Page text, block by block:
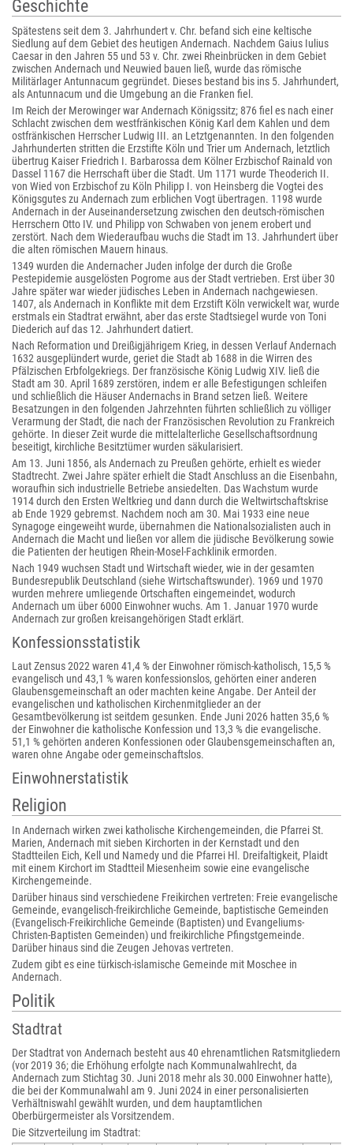
Geschichte
Spätestens seit dem 3. Jahrhundert v. Chr. befand sich eine keltische
Siedlung auf dem Gebiet des heutigen Andernach. Nachdem Gaius Iulius
Caesar in den Jahren 55 und 53 v. Chr. zwei Rheinbrücken in dem Gebiet
zwischen Andernach und Neuwied bauen ließ, wurde das römische
Militärlager Antunnacum gegründet. Dieses bestand bis ins 5. Jahrhundert,
als Antunnacum und die Umgebung an die Franken fiel.
Im Reich der Merowinger war Andernach Königssitz; 876 fiel es nach einer
Schlacht zwischen dem westfränkischen König Karl dem Kahlen und dem
ostfränkischen Herrscher Ludwig III. an Letztgenannten. In den folgenden
Jahrhunderten stritten die Erzstifte Köln und Trier um Andernach, letztlich
übertrug Kaiser Friedrich I. Barbarossa dem Kölner Erzbischof Rainald von
Dassel 1167 die Herrschaft über die Stadt. Um 1171 wurde Theoderich II.
von Wied von Erzbischof zu Köln Philipp I. von Heinsberg die Vogtei des
Königsgutes zu Andernach zum erblichen Vogt übertragen. 1198 wurde
Andernach in der Auseinandersetzung zwischen den deutsch-römischen
Herrschern Otto IV. und Philipp von Schwaben von jenem erobert und
zerstört. Nach dem Wiederaufbau wuchs die Stadt im 13. Jahrhundert über
die alten römischen Mauern hinaus.
1349 wurden die Andernacher Juden infolge der durch die Große
Pestepidemie ausgelösten Pogrome aus der Stadt vertrieben. Erst über 30
Jahre später war wieder jüdisches Leben in Andernach nachgewiesen.
1407, als Andernach in Konflikte mit dem Erzstift Köln verwickelt war, wurde
erstmals ein Stadtrat erwähnt, aber das erste Stadtsiegel wurde von Toni
Diederich auf das 12. Jahrhundert datiert.
Nach Reformation und Dreißigjährigem Krieg, in dessen Verlauf Andernach
1632 ausgeplündert wurde, geriet die Stadt ab 1688 in die Wirren des
Pfälzischen Erbfolgekriegs. Der französische König Ludwig XIV. ließ die
Stadt am 30. April 1689 zerstören, indem er alle Befestigungen schleifen
und schließlich die Häuser Andernachs in Brand setzen ließ. Weitere
Besatzungen in den folgenden Jahrzehnten führten schließlich zu völliger
Verarmung der Stadt, die nach der Französischen Revolution zu Frankreich
gehörte. In dieser Zeit wurde die mittelalterliche Gesellschaftsordnung
beseitigt, kirchliche Besitztümer wurden säkularisiert.
Am 13. Juni 1856, als Andernach zu Preußen gehörte, erhielt es wieder
Stadtrecht. Zwei Jahre später erhielt die Stadt Anschluss an die Eisenbahn,
woraufhin sich industrielle Betriebe ansiedelten. Das Wachstum wurde
1914 durch den Ersten Weltkrieg und dann durch die Weltwirtschaftskrise
ab Ende 1929 gebremst. Nachdem noch am 30. Mai 1933 eine neue
Synagoge eingeweiht wurde, übernahmen die Nationalsozialisten auch in
Andernach die Macht und ließen vor allem die jüdische Bevölkerung sowie
die Patienten der heutigen Rhein-Mosel-Fachklinik ermorden.
Nach 1949 wuchsen Stadt und Wirtschaft wieder, wie in der gesamten
Bundesrepublik Deutschland (siehe Wirtschaftswunder). 1969 und 1970
wurden mehrere umliegende Ortschaften eingemeindet, wodurch
Andernach um über 6000 Einwohner wuchs. Am 1. Januar 1970 wurde
Andernach zur großen kreisangehörigen Stadt erklärt.
Konfessionsstatistik
Laut Zensus 2022 waren 41,4 % der Einwohner römisch-katholisch, 15,5 %
evangelisch und 43,1 % waren konfessionslos, gehörten einer anderen
Glaubensgemeinschaft an oder machten keine Angabe. Der Anteil der
evangelischen und katholischen Kirchenmitglieder an der
Gesamtbevölkerung ist seitdem gesunken. Ende Juni 2026 hatten 35,6 %
der Einwohner die katholische Konfession und 13,3 % die evangelische.
51,1 % gehörten anderen Konfessionen oder Glaubensgemeinschaften an,
waren ohne Angabe oder gemeinschaftslos.
Einwohnerstatistik
Religion
In Andernach wirken zwei katholische Kirchengemeinden, die Pfarrei St.
Marien, Andernach mit sieben Kirchorten in der Kernstadt und den
Stadtteilen Eich, Kell und Namedy und die Pfarrei Hl. Dreifaltigkeit, Plaidt
mit einem Kirchort im Stadtteil Miesenheim sowie eine evangelische
Kirchengemeinde.
Darüber hinaus sind verschiedene Freikirchen vertreten: Freie evangelische
Gemeinde, evangelisch-freikirchliche Gemeinde, baptistische Gemeinden
(Evangelisch-Freikirchliche Gemeinde (Baptisten) und Evangeliums-
Christen-Baptisten Gemeinden) und freikirchliche Pfingstgemeinde.
Darüber hinaus sind die Zeugen Jehovas vertreten.
Zudem gibt es eine türkisch-islamische Gemeinde mit Moschee in
Andernach.
Politik
Stadtrat
Der Stadtrat von Andernach besteht aus 40 ehrenamtlichen Ratsmitgliedern
(vor 2019 36; die Erhöhung erfolgte nach Kommunalwahlrecht, da
Andernach zum Stichtag 30. Juni 2018 mehr als 30.000 Einwohner hatte),
die bei der Kommunalwahl am 9. Juni 2024 in einer personalisierten
Verhältniswahl gewählt wurden, und dem hauptamtlichen
Oberbürgermeister als Vorsitzendem.
Die Sitzverteilung im Stadtrat: